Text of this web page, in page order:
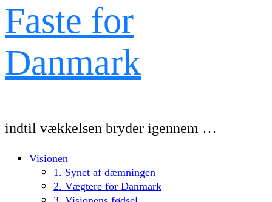
Faste for
Danmark
indtil vækkelsen bryder igennem …
Visionen
1. Synet af dæmningen
2. Vægtere for Danmark